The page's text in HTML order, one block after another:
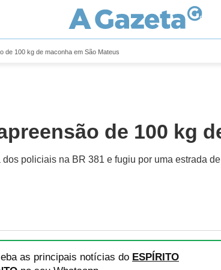
de 100 kg de maconha em São Mateus
de 100 kg
policiais na BR 381 e fugiu por uma estrada
as principais notícias do ESPÍRITO